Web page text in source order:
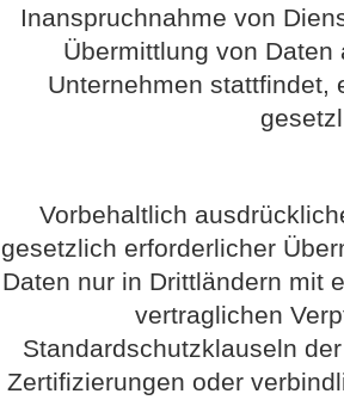
Inanspruchnahme von
Übermittlung von
Unternehmen stattfindet,
Vorbehaltlich
gesetzlich erforderlicher
Daten nur in Drittländern mit
vertraglichen
Standardschutzklauseln
Zertifizierungen oder